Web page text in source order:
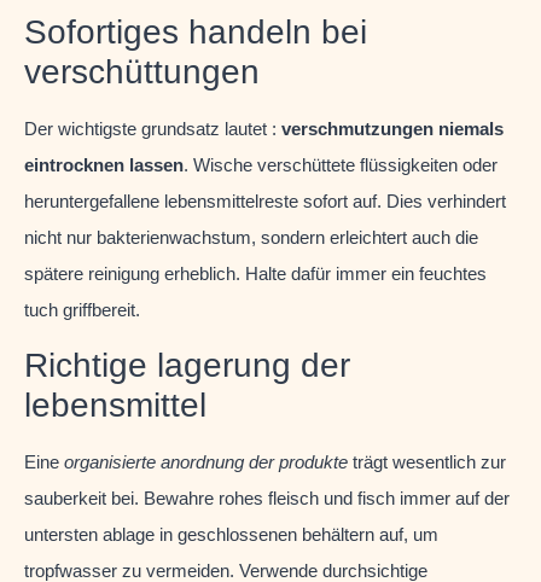
Sofortiges handeln bei
verschüttungen
Der wichtigste grundsatz lautet : verschmutzungen niemals
eintrocknen lassen. Wische verschüttete flüssigkeiten oder
heruntergefallene lebensmittelreste sofort auf. Dies verhindert
nicht nur bakterienwachstum, sondern erleichtert auch die
spätere reinigung erheblich. Halte dafür immer ein feuchtes
tuch griffbereit.
Richtige lagerung der
lebensmittel
Eine organisierte anordnung der produkte trägt wesentlich zur
sauberkeit bei. Bewahre rohes fleisch und fisch immer auf der
untersten ablage in geschlossenen behältern auf, um
tropfwasser zu vermeiden. Verwende durchsichtige